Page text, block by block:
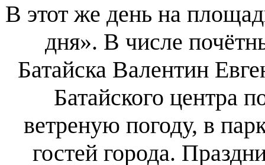
В этот же день на
дня». В числе
Батайска Валентин
Батайского центра
ветреную погоду, в
гостей города.